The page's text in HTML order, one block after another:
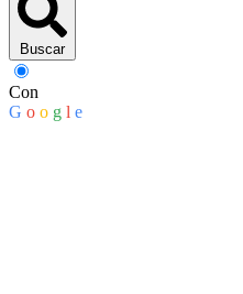
Buscar
Con
G o o g l e